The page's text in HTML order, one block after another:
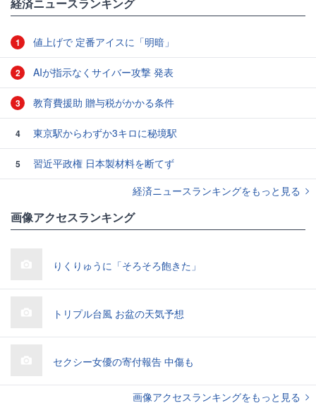
1 値上げで 定番アイスに「明暗」
2 AIが指示なくサイバー攻撃 発表
3 教育費援助 贈与税がかかる条件
4 東京駅からわずか3キロに秘境駅
5
習近平政権 日本製材料を断てず
経済ニュースランキングをもっと見る
画像アクセスランキング
りくりゅうに「そろそろ飽きた」
トリプル台風 お盆の天気予想
セクシー女優の寄付報告 中傷も
画像アクセスランキングをもっと見る